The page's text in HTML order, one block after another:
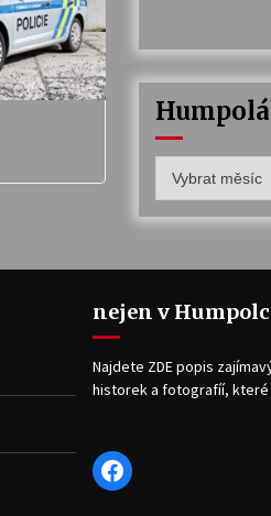
archiv
nejen v
Najdete ZDE popis
historek a fotografíí, které
Facebook